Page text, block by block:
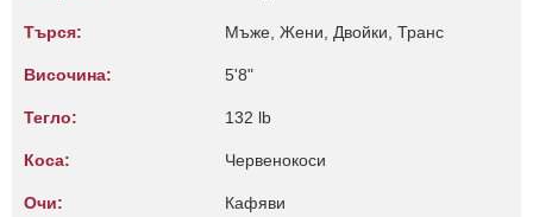
Търся: Мъже, Жени, Двойки, Транс
Височина: 5'8"
Тегло: 132 lb
Коса: Червенокоси
Очи: Кафяви